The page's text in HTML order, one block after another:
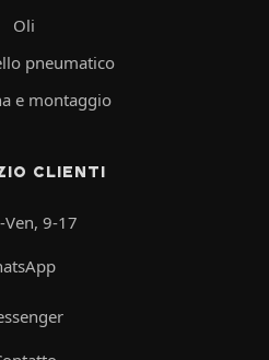
Oli
pneumatico
e montaggio
CLIENTI
Ven, 9-17